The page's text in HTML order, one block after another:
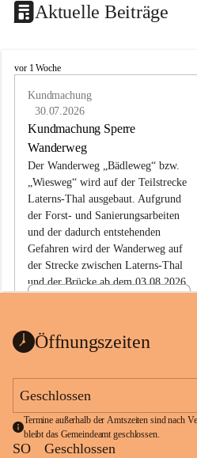
Aktuelle Beiträge
L
vor 1 Woche
Kundmachung
30.07.2026
Kundmachung Sperre
Wanderweg
Der Wanderweg „Bädleweg“ bzw.
„Wiesweg“ wird auf der Teilstrecke
Laterns-Thal ausgebaut. Aufgrund
der Forst- und Sanierungsarbeiten
und der dadurch entstehenden
Gefahren wird der Wanderweg auf
der Strecke zwischen Laterns-Thal
und der Brücke ab dem 03.08.2026
ht
1 Seite•0,1 MB
Öffnungszeiten
Geschlossen
Termine außerhalb der Amtszeiten sind nach
bleibt das Gemeindeamt geschlossen.
SO
Geschlossen